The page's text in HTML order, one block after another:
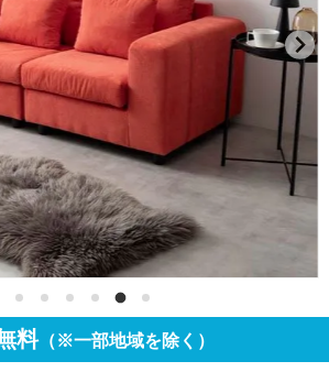
料（※一部地域を除く）